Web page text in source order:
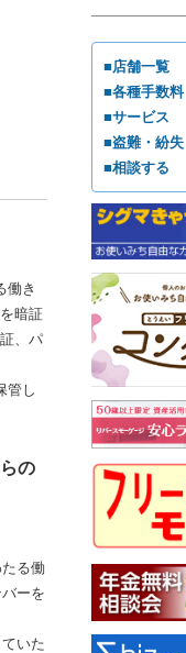
働き
暗証
、パ
管し
の
る働
ーを
いた
■店舗一覧
■各種手数料
■サービス
■盗難・紛失
■相談する